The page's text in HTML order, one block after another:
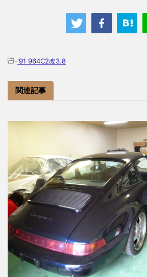
-'91 964C2改3.8
関連記事